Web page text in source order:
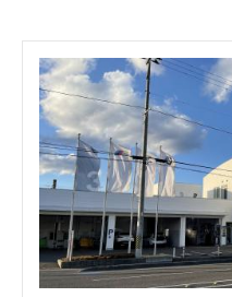
最新情報
コーポレート・プログラム
実施中のサポート